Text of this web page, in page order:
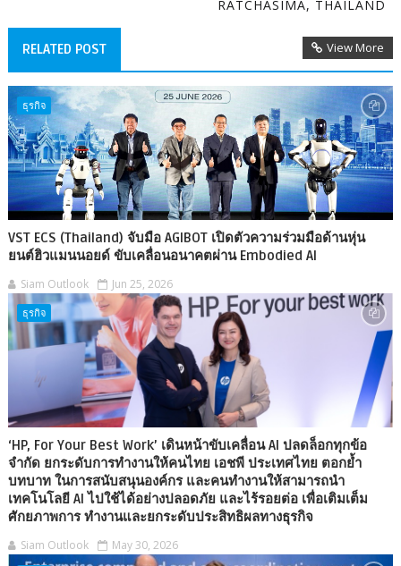
RATCHASIMA, THAILAND
RELATED POST View More
ธุรกิจ
VST ECS (Thailand) จับมือ AGIBOT เปิดตัวความร่วมมือด้านหุ่น
ยนต์ฮิวแมนนอยด์ ขับเคลื่อนอนาคตผ่าน Embodied AI
Siam Outlook Jun 25, 2026
ธุรกิจ
‘HP, For Your Best Work’ เดินหน้าขับเคลื่อน AI ปลดล็อกทุกข้อ
จำกัด ยกระดับการทำงานให้คนไทย เอชพี ประเทศไทย ตอกย้ำ
บทบาท ในการสนับสนุนองค์กร และคนทำงานให้สามารถนำ
เทคโนโลยี AI ไปใช้ได้อย่างปลอดภัย และไร้รอยต่อ เพื่อเติมเต็ม
ศักยภาพการ ทำงานและยกระดับประสิทธิผลทางธุรกิจ
Siam Outlook May 30, 2026